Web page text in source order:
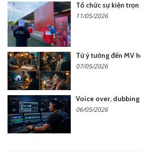
11/05/2026
07/05/2026
06/05/2026